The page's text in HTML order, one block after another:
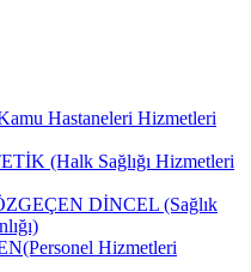
Hastaneleri Hizmetleri
(Halk Sağlığı Hizmetleri
DİNCEL (Sağlık
Hizmetleri